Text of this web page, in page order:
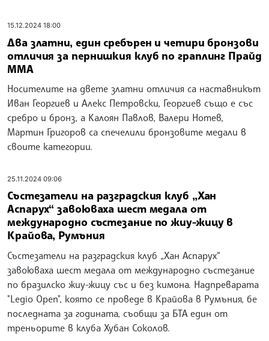
15.12.2024 18:00
Два златни, един сребърен и четири бронзови
отличия за пернишкия клуб по граплинг Прайд
ММА
Носителите на двете златни отличия са наставникът
Иван Георгиев и Алекс Петровски, Георгиев също е със
сребро и бронз, а Калоян Павлов, Валери Нотев,
Мартин Григоров са спечелили бронзовите медали в
своите категории.
25.11.2024 09:06
Състезатели на разградския клуб „Хан
Аспарух“ завоюваха шест медала от
международно състезание по жиу-жицу в
Крайова, Румъния
Състезатели на разградския клуб „Хан Аспарух“
завоюваха шест медала от международно състезание
по бразилско жиу-жицу със и без кимона. Надпреварата
"Legio Open", която се проведе в Крайова в Румъния, бе
последната за годината, съобщи за БТА един от
треньорите в клуба Хубан Соколов.